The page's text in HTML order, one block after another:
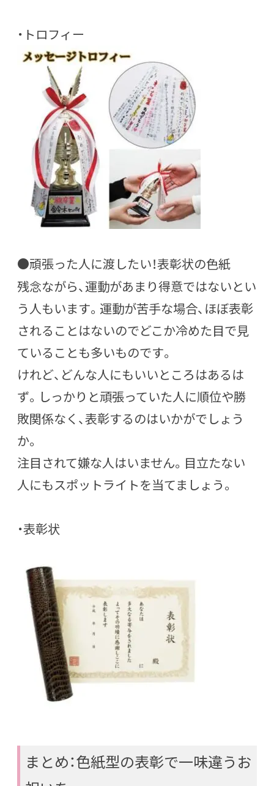
・トロフィー
●頑張った人に渡したい！表彰状の色紙
残念ながら、運動があまり得意ではないとい
う人もいます。運動が苦手な場合、ほぼ表彰
されることはないのでどこか冷めた目で見
ていることも多いものです。
けれど、どんな人にもいいところはあるは
ず。しっかりと頑張っていた人に順位や勝
敗関係なく、表彰するのはいかがでしょう
か。
注目されて嫌な人はいません。目立たない
人にもスポットライトを当てましょう。
・表彰状
まとめ：色紙型の表彰で一味違うお